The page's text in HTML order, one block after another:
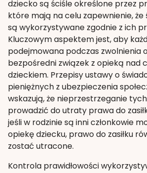
dziecko są ściśle określone przez
które mają na celu zapewnienie, że
są wykorzystywane zgodnie z ich
Kluczowym aspektem jest, aby
podejmowana podczas zwolnienia
bezpośredni związek z opieką nad
dzieckiem. Przepisy ustawy o
pieniężnych z ubezpieczenia
wskazują, że nieprzestrzeganie
prowadzić do utraty prawa do
jeśli w rodzinie są inni członkowie
opiekę dziecku, prawo do zasiłku
zostać utracone.
Kontrola prawidłowości